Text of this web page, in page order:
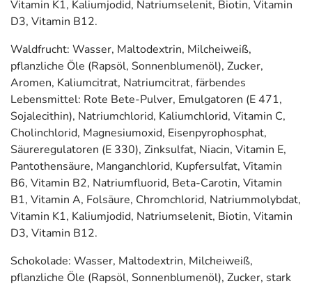
Vitamin K1, Kaliumjodid, Natriumselenit, Biotin, Vitamin
D3, Vitamin B12.
Waldfrucht: Wasser, Maltodextrin, Milcheiweiß,
pflanzliche Öle (Rapsöl, Sonnenblumenöl), Zucker,
Aromen, Kaliumcitrat, Natriumcitrat, färbendes
Lebensmittel: Rote Bete-Pulver, Emulgatoren (E 471,
Sojalecithin), Natriumchlorid, Kaliumchlorid, Vitamin C,
Cholinchlorid, Magnesiumoxid, Eisenpyrophosphat,
Säureregulatoren (E 330), Zinksulfat, Niacin, Vitamin E,
Pantothensäure, Manganchlorid, Kupfersulfat, Vitamin
B6, Vitamin B2, Natriumfluorid, Beta-Carotin, Vitamin
B1, Vitamin A, Folsäure, Chromchlorid, Natriummolybdat,
Vitamin K1, Kaliumjodid, Natriumselenit, Biotin, Vitamin
D3, Vitamin B12.
Schokolade: Wasser, Maltodextrin, Milcheiweiß,
pflanzliche Öle (Rapsöl, Sonnenblumenöl), Zucker, stark